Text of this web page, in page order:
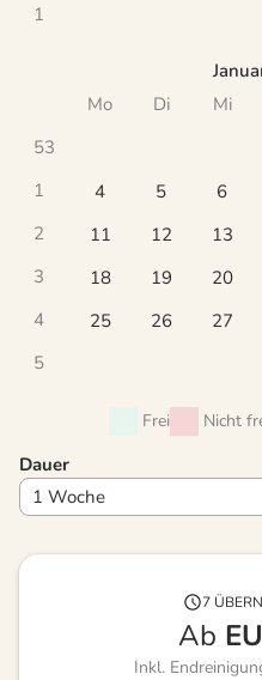
1
Mo
Di Mi
53
1
4 5 6
2
11 12 13
3
18 19 20
4
25 26 27
5
Frei Nicht
Dauer
7
Ab
Inkl.